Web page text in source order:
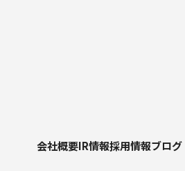
会社概要IR情報採用情報ブログ